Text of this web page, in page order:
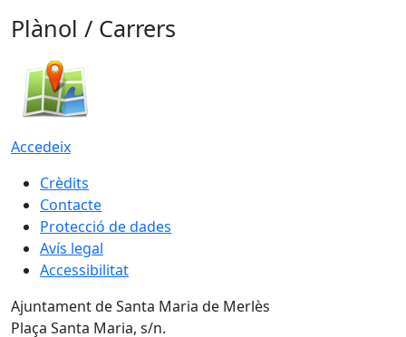
Plànol / Carrers
Accedeix
Crèdits
Contacte
Protecció de dades
Avís legal
Accessibilitat
Ajuntament de Santa Maria de Merlès
Plaça Santa Maria, s/n.